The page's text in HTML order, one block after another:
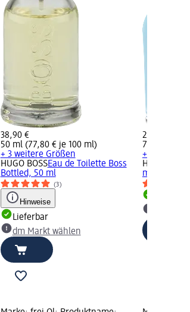
38,90 €
50 ml (77,80 € je 100 ml)
+ 3 weitere Größen
HUGO BOSSEau de Toilette Boss
Bottled, 50 ml
(3)
Hinweise
Lieferbar
dm Markt wählen
27,90 €
75 ml
+ 1 weitere
HUGO BOSS
ml